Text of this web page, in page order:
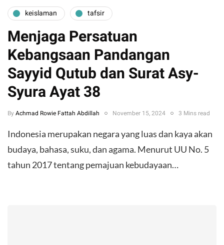
keislaman tafsir
Menjaga Persatuan
Kebangsaan Pandangan
Sayyid Qutub dan Surat Asy-
Syura Ayat 38
By Achmad Rowie Fattah Abdillah November 15, 2024 3 Mins read
Indonesia merupakan negara yang luas dan kaya akan
budaya, bahasa, suku, dan agama. Menurut UU No. 5
tahun 2017 tentang pemajuan kebudayaan…